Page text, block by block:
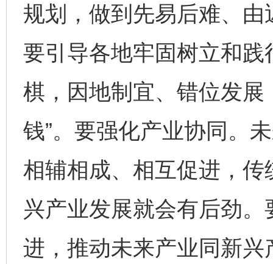
规划，做到先易后难、
要引导各地牢固树立和
棋，因地制宜、错位发展
钱”。要强化产业协同。
相辅相成、相互促进，
兴产业发展就会有后劲
进，推动未来产业同新